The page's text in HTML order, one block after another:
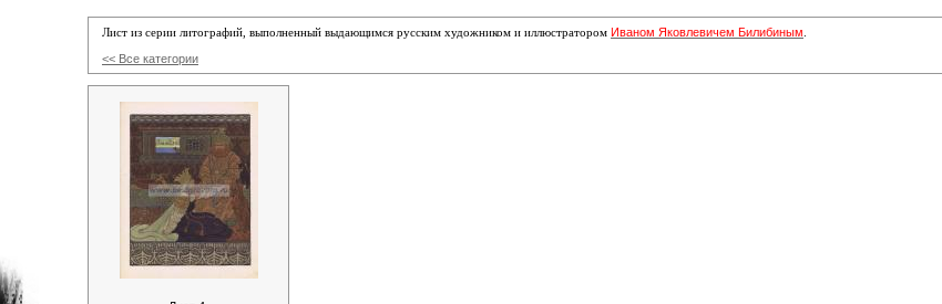
Лист из серии литографий, выполненный выдающимся русским художником и иллюстратором Иваном Яковлевичем Билибиным
<< Все категории